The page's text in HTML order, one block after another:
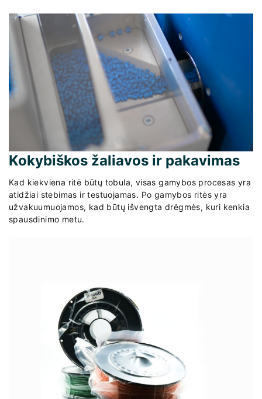
Kokybiškos žaliavos ir pakavimas
Kad kiekviena ritė būtų tobula, visas gamybos procesas yra
atidžiai stebimas ir testuojamas. Po gamybos ritės yra
užvakuumuojamos, kad būtų išvengta drėgmės, kuri kenkia
spausdinimo metu.